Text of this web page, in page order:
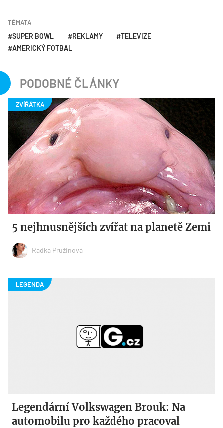
TÉMATA
SUPER BOWL REKLAMY
TELEVIZE
AMERICKÝ FOTBAL
PODOBNÉ ČLÁNKY
5 nejhnusnějších zvířat na planetě Zemi
Radka Pružinová
Legendární Volkswagen Brouk: Na
automobilu pro každého pracoval